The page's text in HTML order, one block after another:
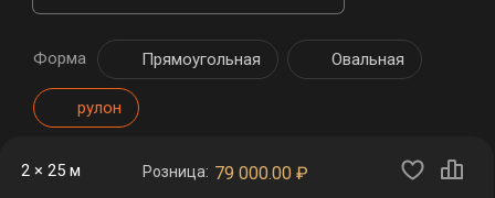
Форма Прямоугольная Овальная
рулон
2 × 25 м Розница: 79 000.00 ₽